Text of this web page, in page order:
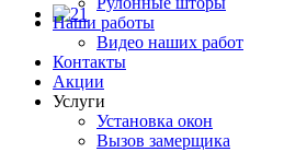
Наши работы
Видео наших работ
Контакты
Акции
Услуги
Установка окон
Вызов замерщика